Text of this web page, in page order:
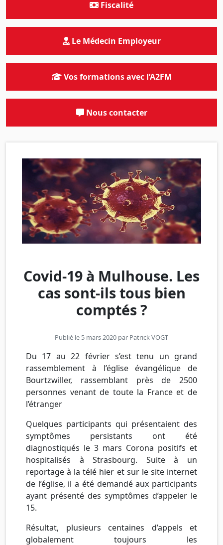
Covid-19 à Mulhouse. Les
cas sont-ils tous bien
comptés ?
Publié le 5 mars 2020 par Patrick VOGT
Du 17 au 22 février s’est tenu un grand
rassemblement à l’église évangélique de
Bourtzwiller, rassemblant près de 2500
personnes venant de toute la France et de
l’étranger
Quelques participants qui présentaient des
symptômes persistants ont été
diagnostiqués le 3 mars Corona positifs et
hospitalisés à Strasbourg. Suite à un
reportage à la télé hier et sur le site internet
de l’église, il a été demandé aux participants
ayant présenté des symptômes d’appeler le
15.
Résultat, plusieurs centaines d’appels et
globalement toujours les
Fiscalité
Le Médecin Employeur
Vos formations avec l’A2FM
Nous contacter